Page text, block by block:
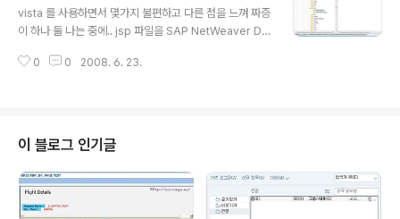
거나 할 경우에 사용을 하였으나 그 외에는 잘 사용할 수 없었던 부분인데... 쉽
게 사용이 가능합니다. 정보의 익명성을 주장하는..
vista 를 사용하면서 몇가지 불편하고 다른 점을 느껴 짜증
이 하나 둘 나는 중에.. jsp 파일을 SAP NetWeaver De
했다.. 미리 보기 창이 열리며 이런 형식의 파일을 열때 항
연결 프로그램의 해제를 해도 계속 울트라 에딧으로 열리
는데.. 뚜껑 열릴 뻔;;;; 그리하여, 레지스트리 중 \HKEY_C
URRENT_USER\software\Microsoft\Windows\Cu
rrentVersion \Explore\FileExts\.j..
0 0 2008. 6. 23.
이 블로그 인기글